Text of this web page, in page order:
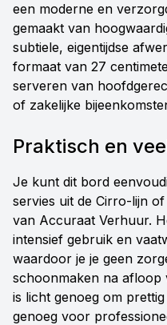
een moderne en
gemaakt van
subtiele, eigentijdse
formaat van 27
serveren van
of zakelijke
Praktisch en
Je kunt dit bord
servies uit de Cirro-lijn
van Accuraat Verhuur.
intensief gebruik en
waardoor je je geen
schoonmaken na afloop
is licht genoeg om
genoeg voor